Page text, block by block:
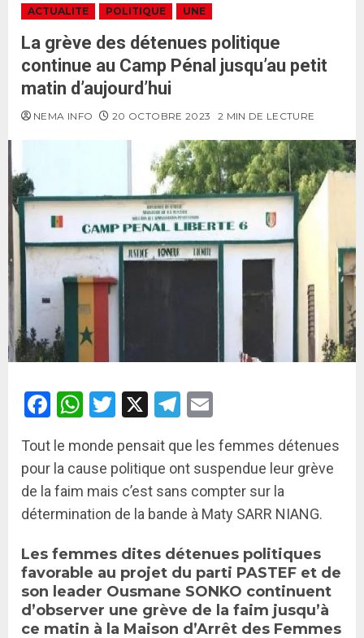
ACTUALITE POLITIQUE UNE
La grève des détenues politique
continue au Camp Pénal jusqu’au petit
matin d’aujourd’hui
NEMA INFO 20 OCTOBRE 2023 2 MIN DE LECTURE
Facebook
WhatsApp
Twitter
X Telegram
Tout le monde pensait que les femmes détenues
pour la cause politique ont suspendue leur grève
de la faim mais c’est sans compter sur la
détermination de la bande à Maty SARR NIANG.
Les femmes dites détenues politiques
favorable au projet du parti PASTEF et de
son leader Ousmane SONKO continuent
d’observer une grève de la faim jusqu’à
ce matin à la Maison d’Arrêt des Femmes